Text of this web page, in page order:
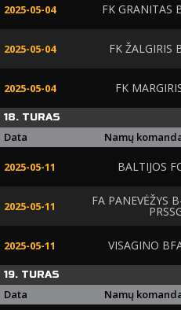
2025-05-04 FK GRANITAS
2025-05-04 FK ŽALGIRIS
2025-05-04 FK
18. TURAS
Data Namų
2025-05-11 BALTIJOS
2025-05-11 FA PANEVĖŽYS
2025-05-11 VISAGINO
19. TURAS
Data Namų